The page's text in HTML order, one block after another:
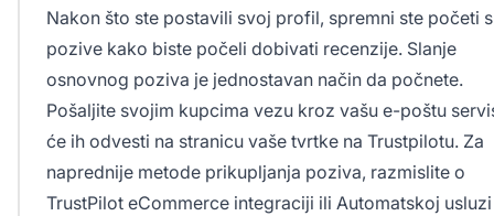
Nakon što ste postavili svoj profil, spremni ste početi
pozive kako biste počeli dobivati recenzije. Slanje
osnovnog poziva je jednostavan način da počnete.
Pošaljite svojim kupcima vezu kroz vašu e-poštu
će ih odvesti na stranicu vaše tvrtke na Trustpilotu. Za
naprednije metode prikupljanja poziva, razmislite o
TrustPilot eCommerce integraciji ili Automatskoj usluzi